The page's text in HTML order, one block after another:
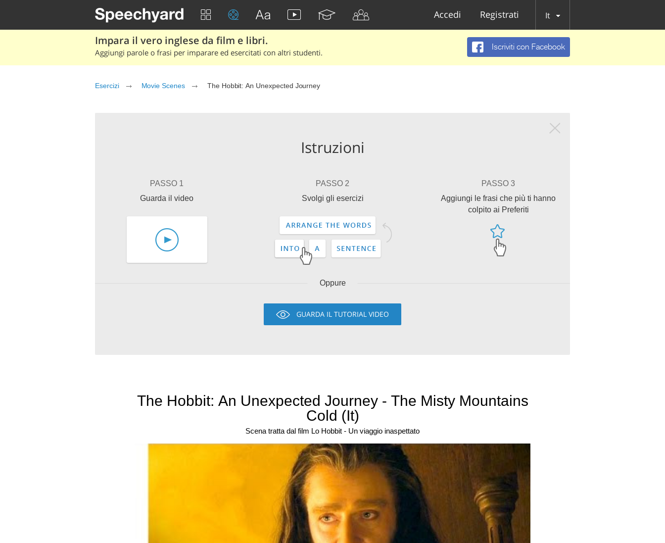
Accedi Registrati It
Impara il vero inglese da film e libri.
Aggiungi parole o frasi per imparare ed esercitati con altri studenti.
Iscriviti con Facebook
Esercizi Movie Scenes The Hobbit: An Unexpected Journey
Istruzioni
PASSO 1
Guarda il video
PASSO 2
Svolgi gli esercizi
PASSO 3
Aggiungi le frasi che più ti hanno
colpito ai Preferiti
Oppure
GUARDA IL TUTORIAL VIDEO
The Hobbit: An Unexpected Journey - The Misty Mountains
Cold (It)
Scena tratta dal film Lo Hobbit - Un viaggio inaspettato